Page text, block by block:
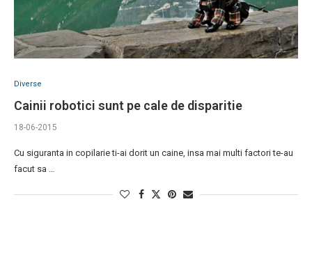
Diverse
Cainii robotici sunt pe cale de disparitie
18-06-2015
Cu siguranta in copilarie ti-ai dorit un caine, insa mai multi factori te-au
facut sa …